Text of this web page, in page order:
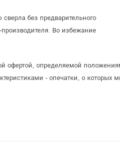
без предварительного
Во избежание
офертой, определяемой
- опечатки, о которых